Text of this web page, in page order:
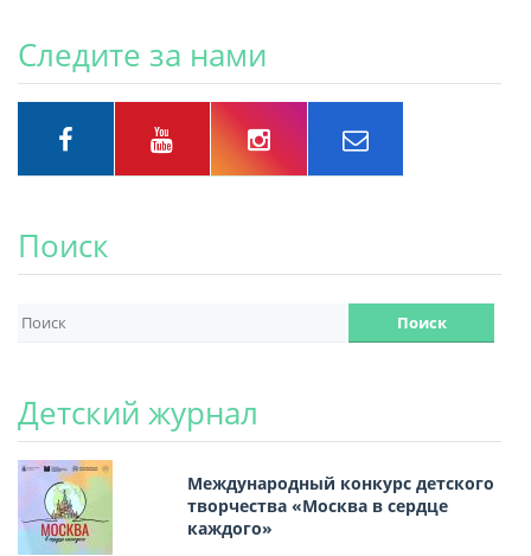
Следите за нами
Поиск
Детский журнал
Международный конкурс детского
творчества «Москва в сердце
каждого»